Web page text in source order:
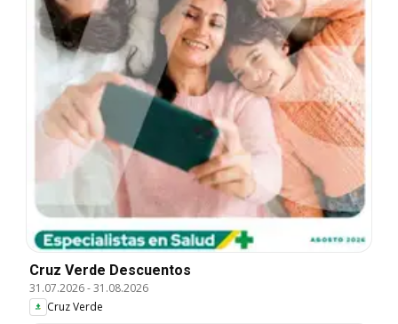
Cruz Verde Descuentos
31.07.2026-31.08.2026
Cruz Verde